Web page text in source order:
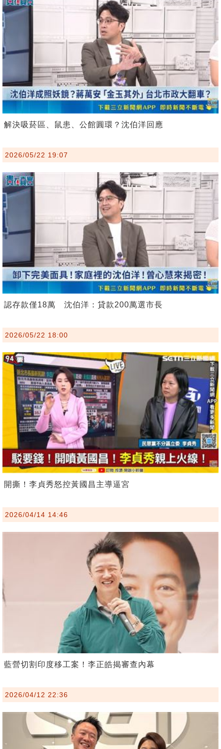
解決吸菸區、鼠患、公館圓環？沈伯洋回應
2026/05/22 19:07
認存款僅18萬 沈伯洋：貸款200萬選市長
2026/05/22 18:00
開撕！李貞秀怒控黃國昌主導逼宮
2026/04/14 14:46
藍營切割印度移工案！李正皓揭審查內幕
2026/04/12 22:36